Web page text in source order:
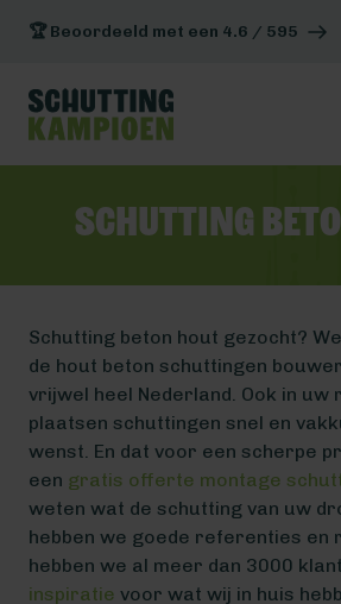
🏆 Beoordeeld met een 4.6 / 595
Schutting
Schutting beton hout gezocht?
de hout beton schuttingen
vrijwel heel Nederland. Ook in uw
plaatsen schuttingen snel en
wenst. En dat voor een scherpe
een gratis offerte montage
weten wat de schutting van uw
hebben we goede referenties en
hebben we al meer dan 3000
inspiratie voor wat wij in huis